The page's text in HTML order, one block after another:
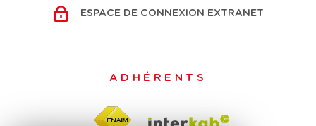
ESPACE DE CONNEXION EXTRANET
ADHÉRENTS